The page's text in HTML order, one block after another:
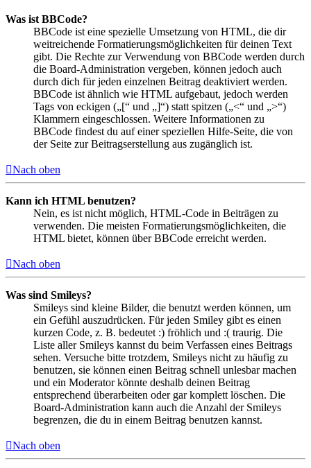
Was ist BBCode?
BBCode ist eine spezielle Umsetzung von HTML, die dir
weitreichende Formatierungsmöglichkeiten für deinen Text
gibt. Die Rechte zur Verwendung von BBCode werden durch
die Board-Administration vergeben, können jedoch auch
durch dich für jeden einzelnen Beitrag deaktiviert werden.
BBCode ist ähnlich wie HTML aufgebaut, jedoch werden
Tags von eckigen („[“ und „]“) statt spitzen („<“ und „>“)
Klammern eingeschlossen. Weitere Informationen zu
BBCode findest du auf einer speziellen Hilfe-Seite, die von
der Seite zur Beitragserstellung aus zugänglich ist.
Nach oben
Kann ich HTML benutzen?
Nein, es ist nicht möglich, HTML-Code in Beiträgen zu
verwenden. Die meisten Formatierungsmöglichkeiten, die
HTML bietet, können über BBCode erreicht werden.
Nach oben
Was sind Smileys?
Smileys sind kleine Bilder, die benutzt werden können, um
ein Gefühl auszudrücken. Für jeden Smiley gibt es einen
kurzen Code, z. B. bedeutet :) fröhlich und :( traurig. Die
Liste aller Smileys kannst du beim Verfassen eines Beitrags
sehen. Versuche bitte trotzdem, Smileys nicht zu häufig zu
benutzen, sie können einen Beitrag schnell unlesbar machen
und ein Moderator könnte deshalb deinen Beitrag
entsprechend überarbeiten oder gar komplett löschen. Die
Board-Administration kann auch die Anzahl der Smileys
begrenzen, die du in einem Beitrag benutzen kannst.
Nach oben